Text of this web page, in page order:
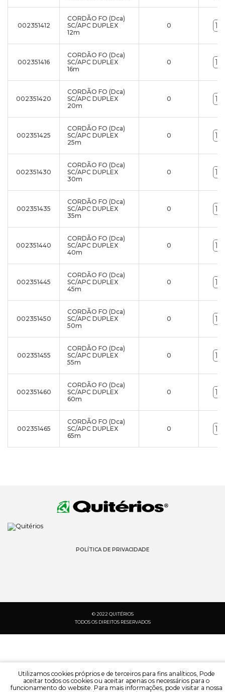
002351412
CORDÃO FO (Dca)
SC/APC DUPLEX
12m
0
002351416
CORDÃO FO (Dca)
SC/APC DUPLEX
16m
0
002351420
CORDÃO FO (Dca)
SC/APC DUPLEX
20m
0
002351425
CORDÃO FO (Dca)
SC/APC DUPLEX
25m
0
002351430
CORDÃO FO (Dca)
SC/APC DUPLEX
30m
0
002351435
CORDÃO FO (Dca)
SC/APC DUPLEX
35m
0
002351440
CORDÃO FO (Dca)
SC/APC DUPLEX
40m
0
002351445
CORDÃO FO (Dca)
SC/APC DUPLEX
45m
0
002351450
CORDÃO FO (Dca)
SC/APC DUPLEX
50m
0
002351455
CORDÃO FO (Dca)
SC/APC DUPLEX
55m
0
002351460
CORDÃO FO (Dca)
SC/APC DUPLEX
60m
0
002351465
CORDÃO FO (Dca)
SC/APC DUPLEX
65m
0
POLÍTICA DE PRIVACIDADE
© 2022 QUITÉRIOS
TODOS OS DIREITOS RESERVADOS
Utilizamos cookies próprios e de terceiros para fins analíticos, Pode
aceitar todos os cookies ou aceitar apenas os necessários para o
funcionamento do website. Para mais informações, pode visitar a nossa